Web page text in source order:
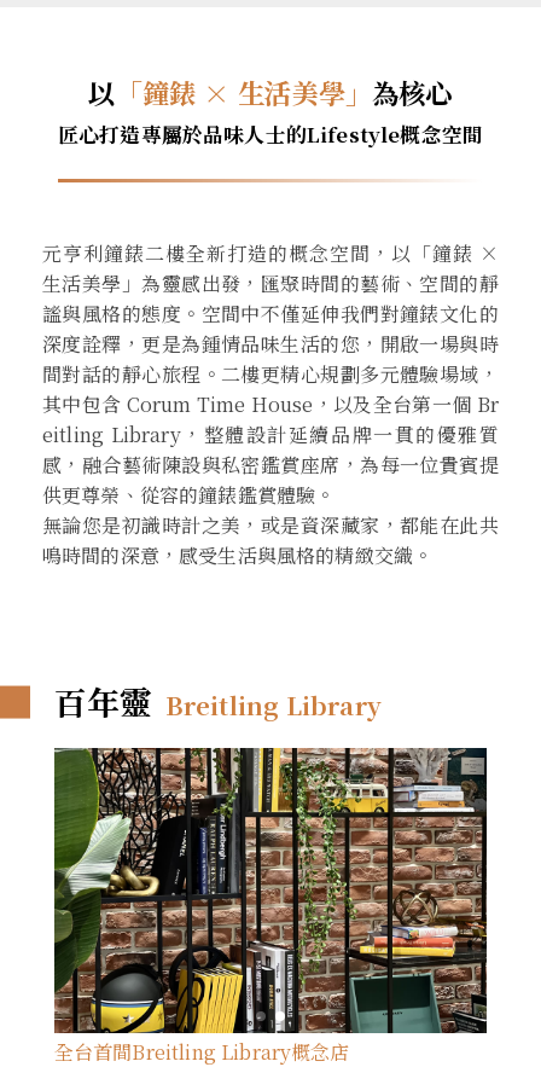
以 「鐘錶 × 生活美學」 為核心
匠心打造專屬於品味人士的Lifestyle概念空間
元亨利鐘錶二樓全新打造的概念空間，以「鐘錶 ×
生活美學」為靈感出發，匯聚時間的藝術、空間的靜
謐與風格的態度。空間中不僅延伸我們對鐘錶文化的
深度詮釋，更是為鍾情品味生活的您，開啟一場與時
間對話的靜心旅程。二樓更精心規劃多元體驗場域，
其中包含 Corum Time House，以及全台第一個 Br
eitling Library，整體設計延續品牌一貫的優雅質
感，融合藝術陳設與私密鑑賞座席，為每一位貴賓提
供更尊榮、從容的鐘錶鑑賞體驗。
無論您是初識時計之美，或是資深藏家，都能在此共
鳴時間的深意，感受生活與風格的精緻交織。
百年靈 Breitling Library
全台首間Breitling Library概念店